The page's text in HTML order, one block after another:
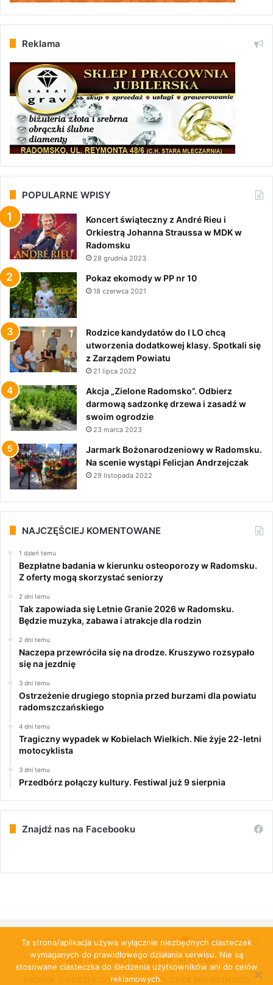
Reklama
POPULARNE WPISY
Koncert świąteczny z André Rieu i
Orkiestrą Johanna Straussa w MDK w
Radomsku
28 grudnia 2023
Pokaz ekomody w PP nr 10
18 czerwca 2021
Rodzice kandydatów do I LO chcą
utworzenia dodatkowej klasy. Spotkali się
z Zarządem Powiatu
21 lipca 2022
Akcja „Zielone Radomsko”. Odbierz
darmową sadzonkę drzewa i zasadź w
swoim ogrodzie
23 marca 2023
Jarmark Bożonarodzeniowy w Radomsku.
Na scenie wystąpi Felicjan Andrzejczak
29 listopada 2022
NAJCZĘŚCIEJ KOMENTOWANE
1 dzień temu
Bezpłatne badania w kierunku osteoporozy w Radomsku.
Z oferty mogą skorzystać seniorzy
2 dni temu
Tak zapowiada się Letnie Granie 2026 w Radomsku.
Będzie muzyka, zabawa i atrakcje dla rodzin
2 dni temu
Naczepa przewróciła się na drodze. Kruszywo rozsypało
się na jezdnię
3 dni temu
Ostrzeżenie drugiego stopnia przed burzami dla powiatu
radomszczańskiego
4 dni temu
Tragiczny wypadek w Kobielach Wielkich. Nie żyje 22-letni
motocyklista
3 dni temu
Przedbórz połączy kultury. Festiwal już 9 sierpnia
Znajdź nas na Facebooku
© Copyright 2026, All Rights Reserved | PulsRadomska.pl
O NAS PATRONAT MEDIALNY
REKLAMA
PROŚBA O DOSTĘP DO DANYCH
POLITYKA PRYWATNOŚCI
Ta strona/aplikacja używa wyłącznie niezbędnych ciasteczek
wymaganych do prawidłowego działania serwisu. Nie są
stosowane ciasteczka do śledzenia użytkowników ani do celów
reklamowych.